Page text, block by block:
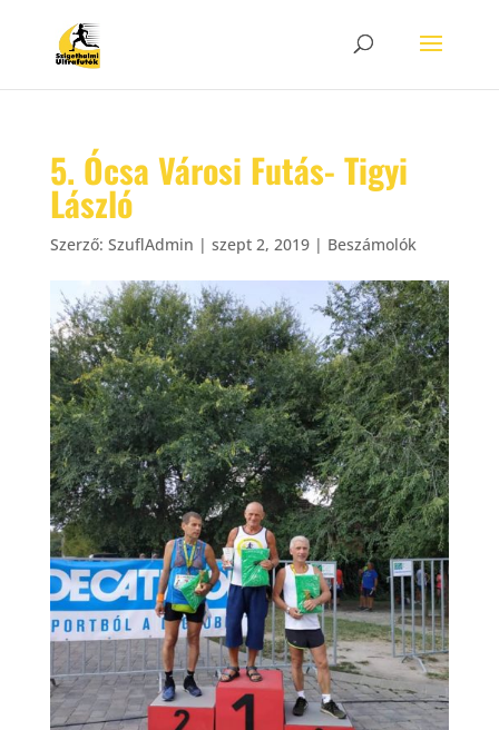
5. Ócsa Városi Futás- Tigyi
László
Szerző: SzuflAdmin | szept 2, 2019| Beszámolók